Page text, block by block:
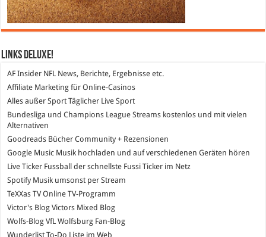
Links DeLuXe!
AF Insider NFL News, Berichte, Ergebnisse etc.
Affiliate Marketing für Online-Casinos
Alles außer Sport Täglicher Live Sport
Bundesliga und Champions League Streams kostenlos und mit vielen
Alternativen
Goodreads Bücher Community + Rezensionen
Google Music Musik hochladen und auf verschiedenen Geräten hören
Live Ticker Fussball der schnellste Fussi Ticker im Netz
SpotifyMusik umsonst per Stream
TeXXas TVOnline TV-Programm
Victor's Blog Victors Mixed Blog
Wolfs-Blog VfL Wolfsburg Fan-Blog
Wunderlist To-Do Liste im Web